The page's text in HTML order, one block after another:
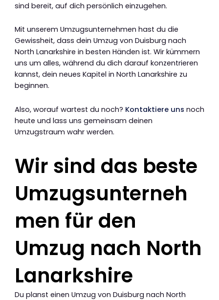
sind bereit, auf dich persönlich einzugehen.
Mit unserem Umzugsunternehmen hast du die
Gewissheit, dass dein Umzug von Duisburg nach
North Lanarkshire in besten Händen ist. Wir kümmern
uns um alles, während du dich darauf konzentrieren
kannst, dein neues Kapitel in North Lanarkshire zu
beginnen.
Also, worauf wartest du noch? Kontaktiere uns noch
heute und lass uns gemeinsam deinen
Umzugstraum wahr werden.
Wir sind das beste
Umzugsunterneh
men für den
Umzug nach North
Lanarkshire
Du planst einen Umzug von Duisburg nach North